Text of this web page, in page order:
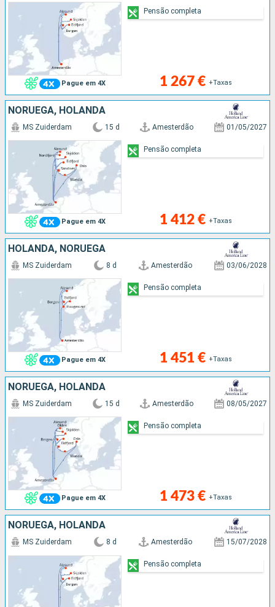
Pague em 4X 1 267 € +Taxas
Pensão completa
NORUEGA, HOLANDA
Pague em 4X
MS Zuiderdam 15 d Amesterdão 01/05/2027
1 412 € +Taxas
Pensão completa
HOLANDA, NORUEGA
Pague em 4X
MS Zuiderdam 8 d Amesterdão 03/06/2028
1 451 € +Taxas
Pensão completa
NORUEGA, HOLANDA
Pague em 4X
MS Zuiderdam 15 d Amesterdão 08/05/2027
1 473 € +Taxas
Pensão completa
NORUEGA, HOLANDA
MS Zuiderdam 8 d Amesterdão 15/07/2028
Pensão completa